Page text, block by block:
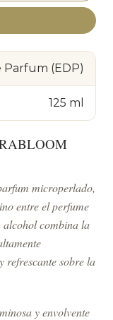
Parfum (EDP)
125 ml
microperlado,
entre el perfume
alcohol combina la
refrescante sobre la
y envolvente